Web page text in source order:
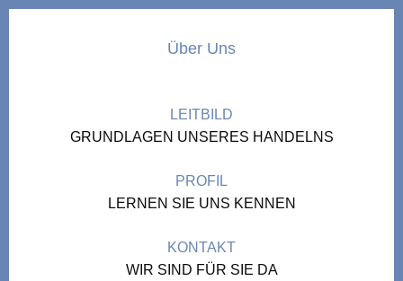
Über Uns
LEITBILD
GRUNDLAGEN UNSERES HANDELNS
PROFIL
LERNEN SIE UNS KENNEN
KONTAKT
WIR SIND FÜR SIE DA